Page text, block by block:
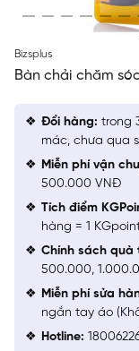
Bizsplus
Bàn chải chăm
Đổi hàng: trong
mác, chưa qua
Miễn phí vận
500.000 VNĐ
Tích điểm
hàng = 1
Chính sách quà
500.000,
Miễn phí sửa
ngắn tay áo
Hotline: